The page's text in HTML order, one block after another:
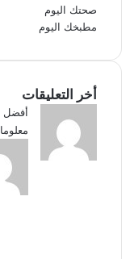
صحتك اليوم
مطبخك اليوم
أخر التعليقات
أفضل